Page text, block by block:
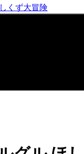
くず大冒険